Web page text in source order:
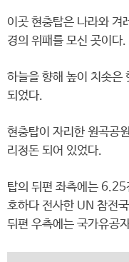
이곳 현충탑은 나라와 겨
경의 위패를 모신 곳이다.
하늘을 향해 높이 치솟은
되었다.
현충탑이 자리한 원곡공
리정돈 되어 있었다.
탑의 뒤편 좌측에는 6.25
호하다 전사한 UN 참전
뒤편 우측에는 국가유공